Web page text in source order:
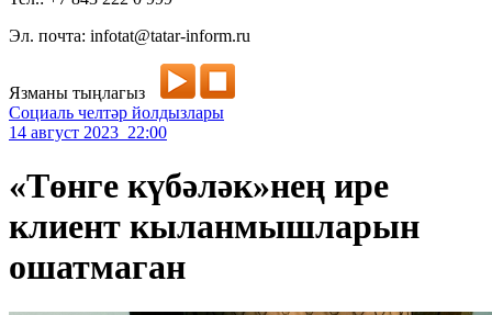
Эл. почта: infotat@tatar-inform.ru
Язманы тыңлагыз
Социаль челтәр йолдызлары
14 август 2023 22:00
«Төнге күбәләк»нең ире
клиент кыланмышларын
ошатмаган